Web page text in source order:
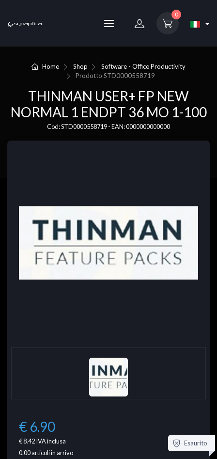
0
Home Shop
Software - Office Productivity
ProdottoSTD0000558719
THINMAN USER+ FP NEW
NORMAL 1 ENDPT 36 MO 1-100
Cod: STD0000558719 - EAN: 0000000000000
€ 6.90
€ 8.42IVA inclusa
0.00articoli in arrivo
Esaurito